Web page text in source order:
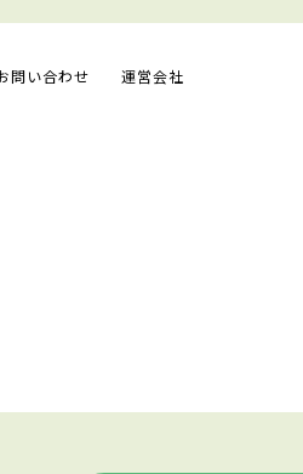
問い合わせ 運営会社